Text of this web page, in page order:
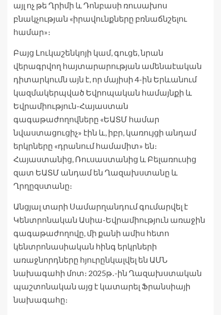
այլ ոչ թե Ղրիմի և Դոնբասի ռուսախոս
բնակչության «իրավունքները բռնաճնշելու
համար»։
Բայց Լուկաշենկոյի կամ, գուցե, նրան
վերագրվող հայտարարության ամենաէական
դիտարկումն այն է, որ մայիսի 4-ին Երևանում
կազմակերպված Եվրոպական համայնքի և
Եվրամիություն-Հայաստան
գագաթաժողովները «ԵԱՏՄ համար
նվաստացուցիչ» էին և, իբր, կառույցի անդամ
երկրները «դրանում համամիտ» են։
Հայաստանից, Ռուսաստանից և Բելառուսից
զատ ԵԱՏՄ անդամ են Ղազախստանը և
Ղրղըզստանը։
Անցյալ տարի Սամարղանդում գումարվել է
Կենտրոնական Ասիա-Եվրամիություն առաջին
գագաթաժողովը, մի քանի ամիս հետո
կենտրոնասիական հինգ երկրների
առաջնորդները հյուրընկալվել են ԱՄՆ
նախագահի մոտ։ 2025թ․-ին Ղազախստական
պաշտոնական այց է կատարել Ֆրանսիայի
նախագահը։